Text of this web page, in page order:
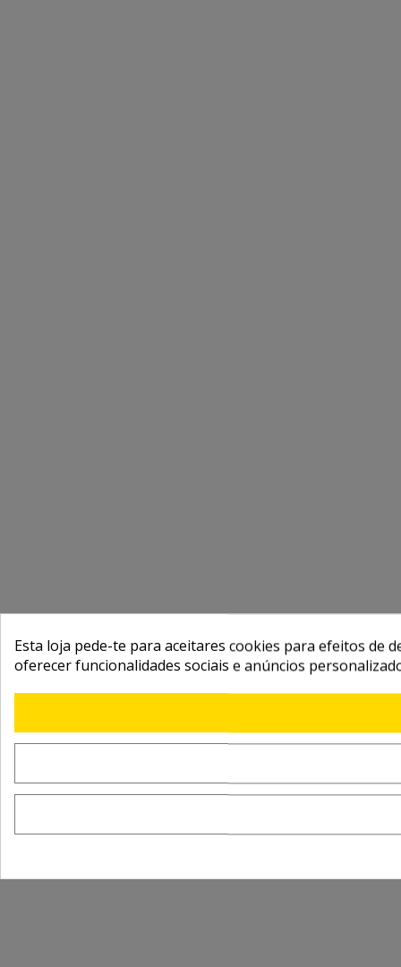
Esta loja pede-te para aceitares cookies para efeitos de
oferecer funcionalidades sociais e anúncios